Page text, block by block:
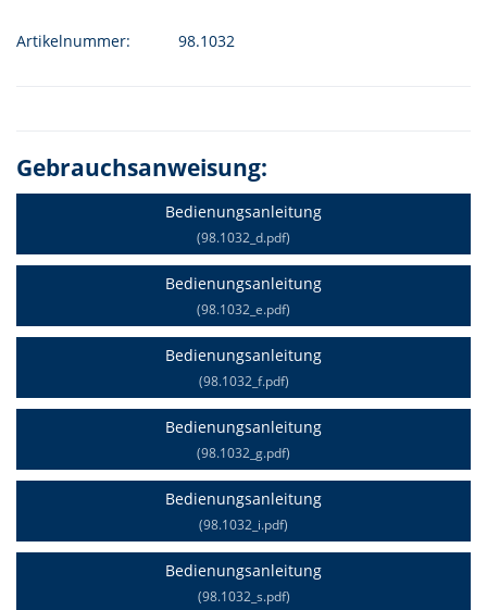
Artikelnummer: 98.1032
Gebrauchsanweisung:
Bedienungsanleitung
(98.1032_d.pdf)
Bedienungsanleitung
(98.1032_e.pdf)
Bedienungsanleitung
(98.1032_f.pdf)
Bedienungsanleitung
(98.1032_g.pdf)
Bedienungsanleitung
(98.1032_i.pdf)
Bedienungsanleitung
(98.1032_s.pdf)